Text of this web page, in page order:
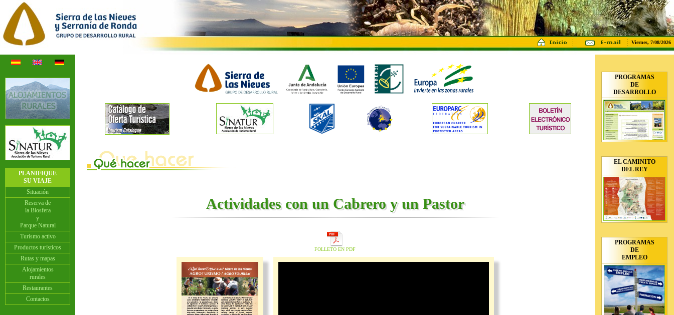
Viernes, 7/08/2026
PLANIFIQUE
SU VIAJE
Situación
Reserva de
la Biosfera
y
Parque Natural
Turismo activo
Productos turísticos
Rutas y mapas
Alojamientos
rurales
Restaurantes
Contactos
Actividades con un Cabrero y un Pastor
FOLLETO EN PDF
PROGRAMAS
DE
DESARROLLO
EL CAMINITO
DEL REY
PROGRAMAS
DE
EMPLEO